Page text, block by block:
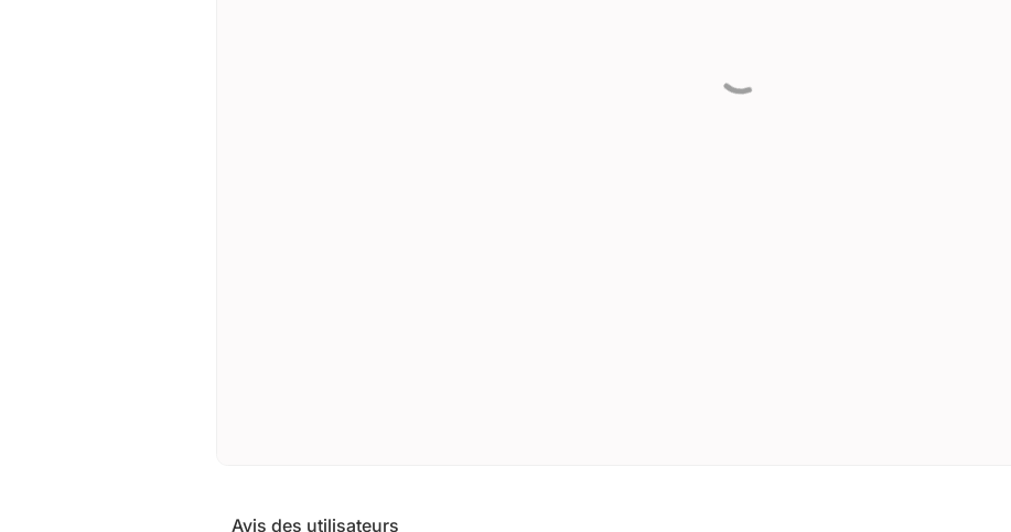
Avis des utilisateurs